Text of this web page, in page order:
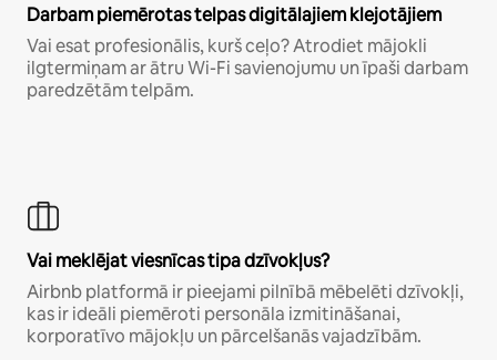
Darbam piemērotas telpas digitālajiem klejotājiem
Vai esat profesionālis, kurš ceļo? Atrodiet mājokli
ilgtermiņam ar ātru Wi-Fi savienojumu un īpaši darbam
paredzētām telpām.
Vai meklējat viesnīcas tipa dzīvokļus?
Airbnb platformā ir pieejami pilnībā mēbelēti dzīvokļi,
kas ir ideāli piemēroti personāla izmitināšanai,
korporatīvo mājokļu un pārcelšanās vajadzībām.